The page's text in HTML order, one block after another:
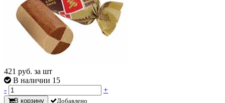
421 руб. за шт
В наличии 15
-
+
В корзину
Добавлено